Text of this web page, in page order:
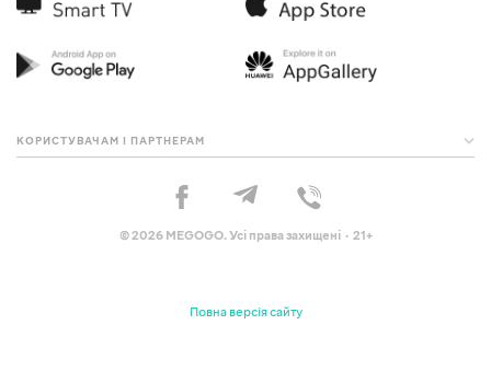
КОРИСТУВАЧАМ І ПАРТНЕРАМ
© 2026 MEGOGO. Усі права захищені · 21+
Повна версія сайту